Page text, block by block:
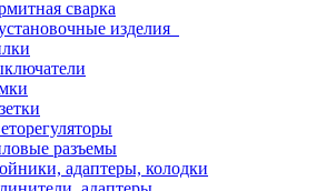
сварка
изделия
разъемы
адаптеры, колодки